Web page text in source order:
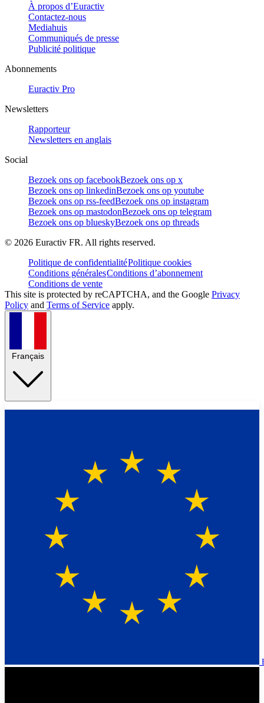
À propos d’Euractiv
Contactez-nous
Mediahuis
Communiqués de presse
Publicité politique
Abonnements
Euractiv Pro
Newsletters
Rapporteur
Newsletters en anglais
Social
Bezoek ons op facebookBezoek ons op x
Bezoek ons op linkedinBezoek ons op youtube
Bezoek ons op rss-feedBezoek ons op instagram
Bezoek ons op mastodonBezoek ons op telegram
Bezoek ons op blueskyBezoek ons op threads
© 2026 Euractiv FR. All rights reserved.
Politique de confidentialitéPolitique cookies
Conditions généralesConditions d’abonnement
Conditions de vente
This site is protected by reCAPTCHA, and the Google Privacy
Policy and Terms of Service apply.
Français